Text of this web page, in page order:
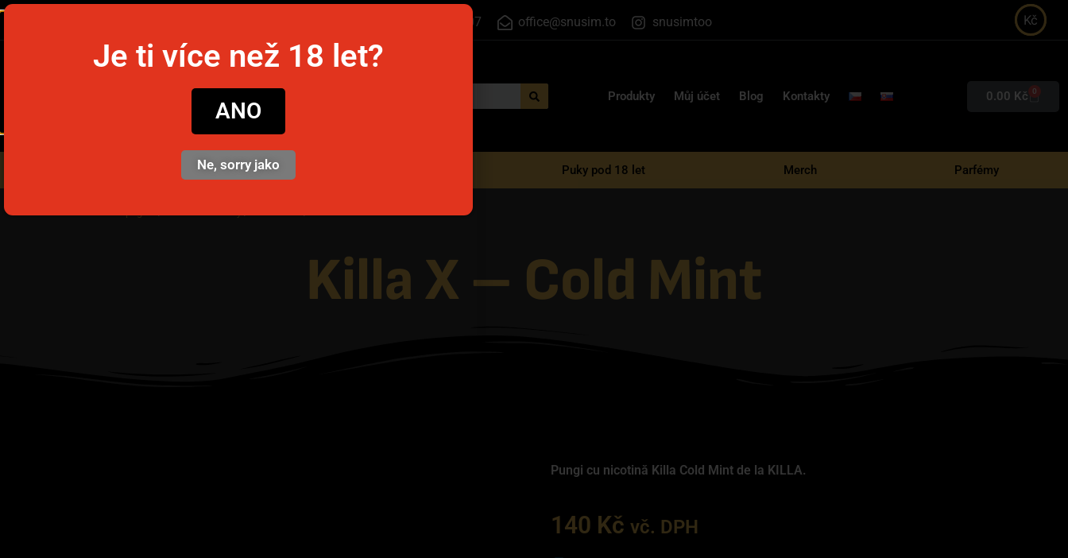
+420 555 500 807 office@snusim.to snusimtoo
snusim Produkty Můj účet Blog Kontakty 0.00 Kč 0
Puky pod 18 let Merch Parfémy
Killa X – Cold Mint
Pungi cu nicotină Killa Cold Mint de la KILLA.
140 Kč vč. DPH
Kč
Je ti více než 18 let?
ANO
Ne, sorry jako